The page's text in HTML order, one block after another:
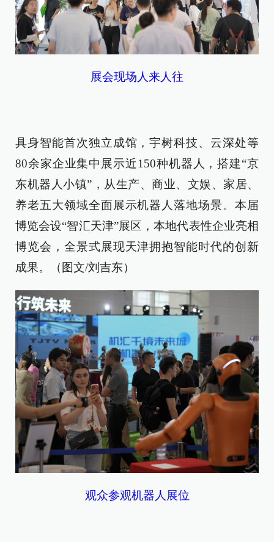
展会现场人来人往
具身智能首次独立成馆，宇树科技、云深处等
80余家企业集中展示近150种机器人，搭建“京
东机器人小镇”，从生产、商业、文娱、家居、
养老五大领域全面展示机器人落地场景。本届
博览会设“智汇天津”展区，本地代表性企业亮相
博览会，全景式展现天津拥抱智能时代的创新
成果。（图文/刘吉东）
观众参观机器人展位